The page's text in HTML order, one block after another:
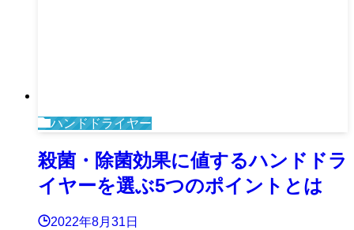
ハンドドライヤー
殺菌・除菌効果に値するハンドドラ
イヤーを選ぶ5つのポイントとは
2022年8月31日